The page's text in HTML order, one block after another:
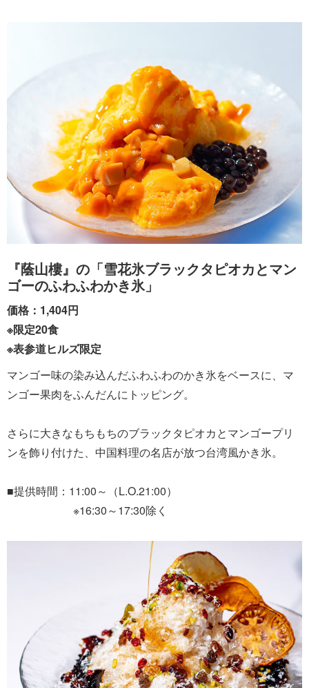
『蔭山樓』の「雪花氷ブラックタピオカとマン
ゴーのふわふわかき氷」
価格：1,404円
※限定20食
※表参道ヒルズ限定
マンゴー味の染み込んだふわふわのかき氷をベースに、マ
ンゴー果肉をふんだんにトッピング。
さらに大きなもちもちのブラックタピオカとマンゴープリ
ンを飾り付けた、中国料理の名店が放つ台湾風かき氷。
■提供時間：11:00～（L.O.21:00）
※16:30～17:30除く